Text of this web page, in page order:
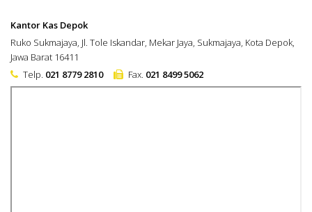
Kantor Kas Depok
Ruko Sukmajaya, Jl. Tole Iskandar, Mekar Jaya, Sukmajaya, Kota Depok,
Jawa Barat 16411
Telp. 021 8779 2810 Fax. 021 8499 5062